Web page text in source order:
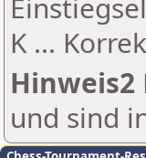
K ...
Hinweis2
und sind